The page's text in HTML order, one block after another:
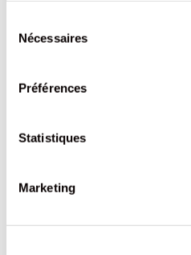
Nécessaires
Préférences
Statistiques
Marketing
CATÉGORIE
Anti-Gaspi 2
articles